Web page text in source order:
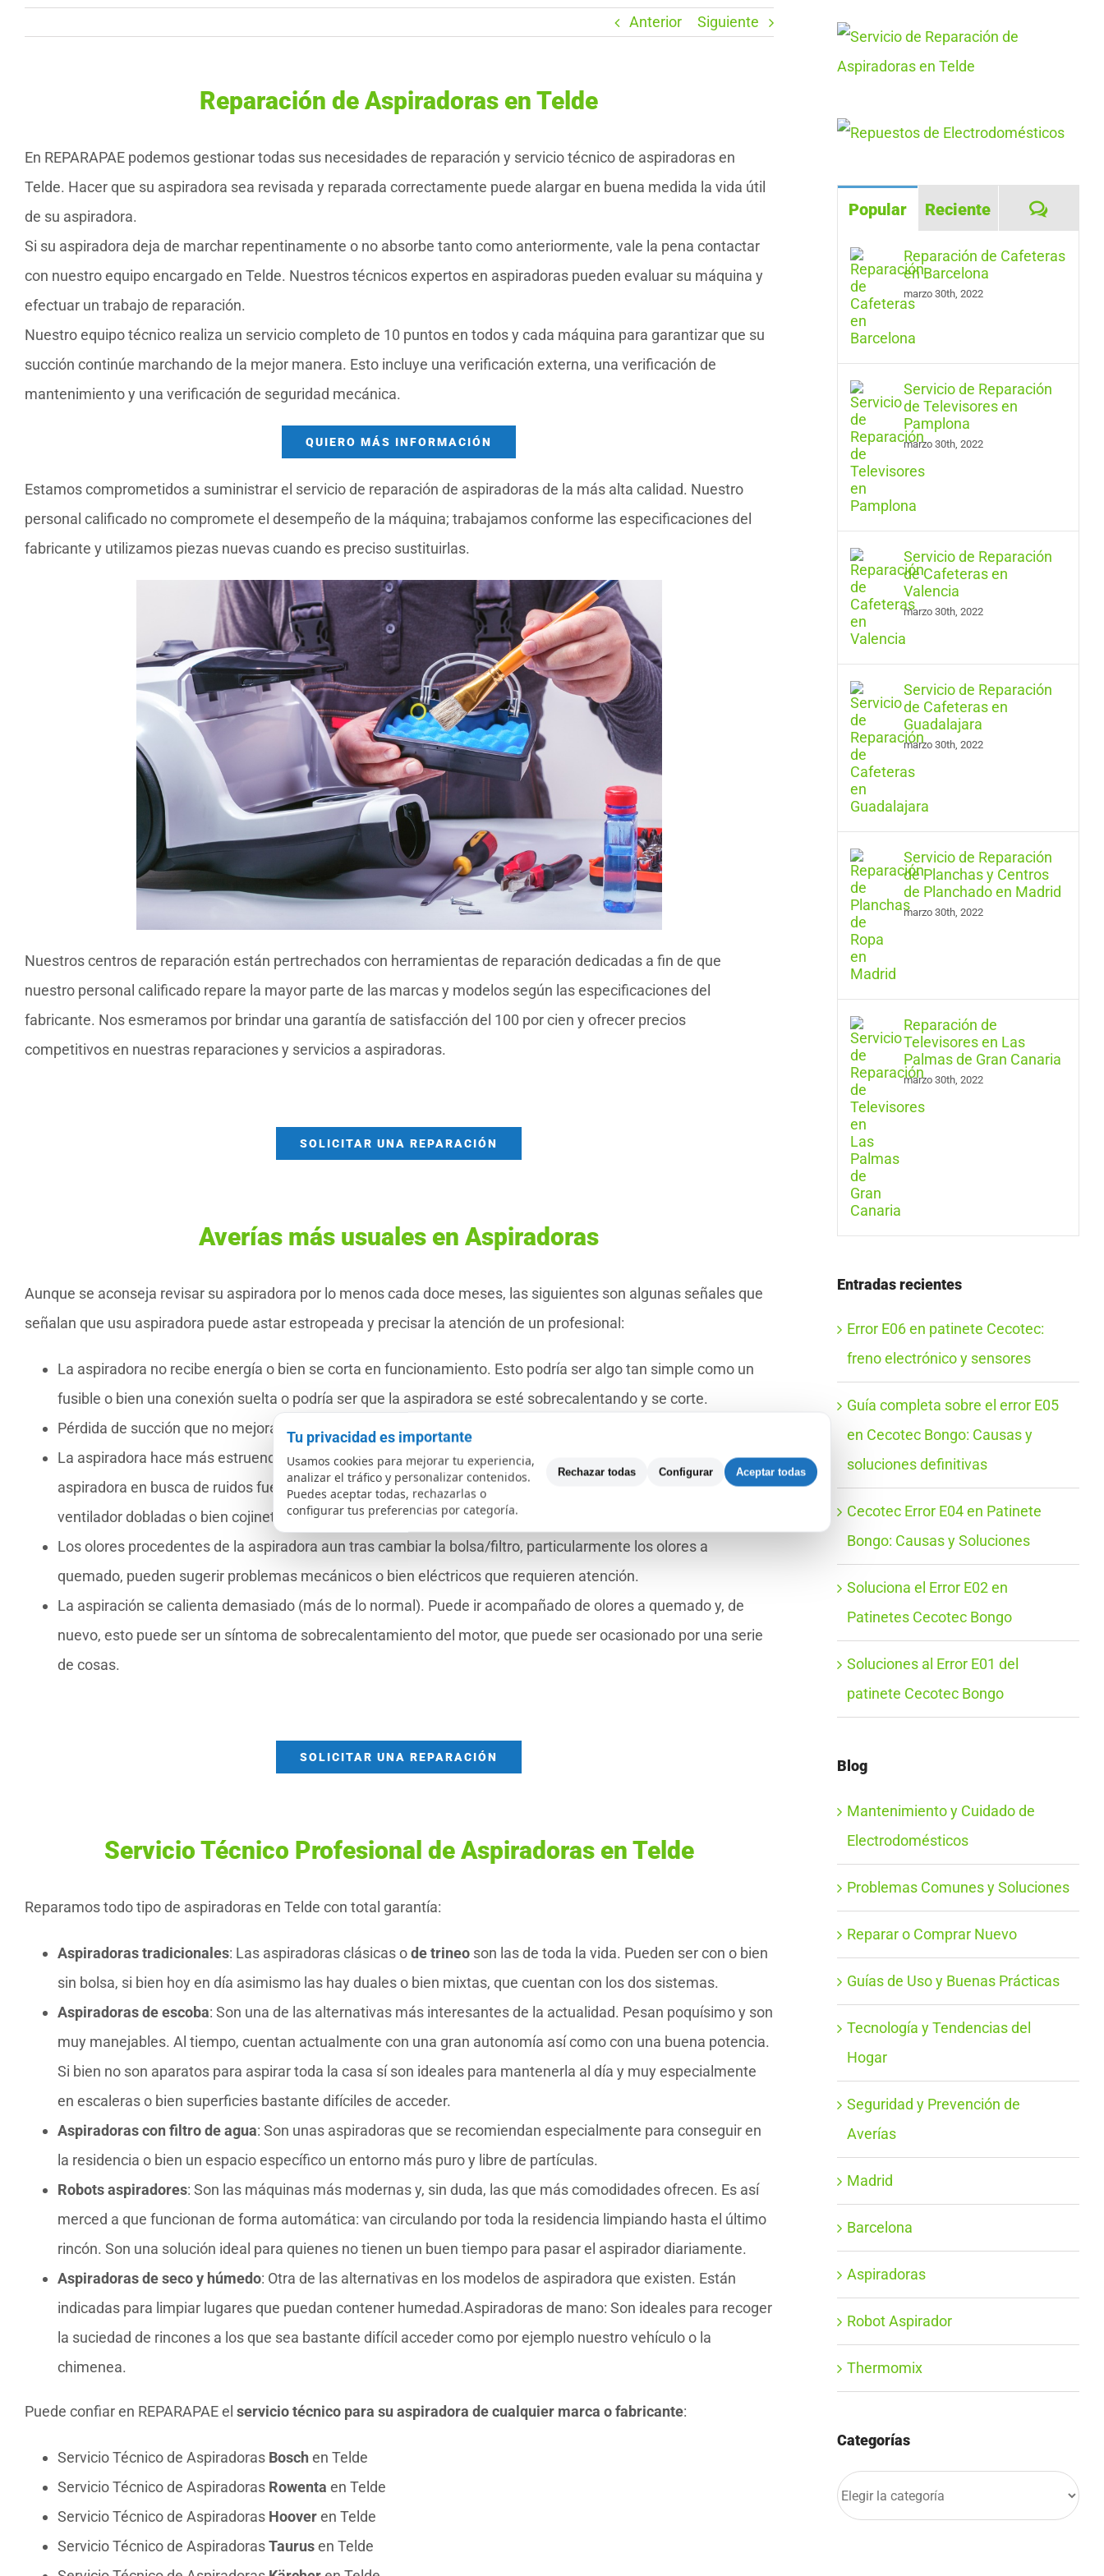
Anterior Siguiente
Reparación de Aspiradoras en Telde
En REPARAPAE podemos gestionar todas sus necesidades de reparación y servicio técnico de aspiradoras en
Telde. Hacer que su aspiradora sea revisada y reparada correctamente puede alargar en buena medida la vida útil
de su aspiradora.
Si su aspiradora deja de marchar repentinamente o no absorbe tanto como anteriormente, vale la pena contactar
con nuestro equipo encargado en Telde. Nuestros técnicos expertos en aspiradoras pueden evaluar su máquina y
efectuar un trabajo de reparación.
Nuestro equipo técnico realiza un servicio completo de 10 puntos en todos y cada máquina para garantizar que su
succión continúe marchando de la mejor manera. Esto incluye una verificación externa, una verificación de
mantenimiento y una verificación de seguridad mecánica.
QUIERO MÁS INFORMACIÓN
Estamos comprometidos a suministrar el servicio de reparación de aspiradoras de la más alta calidad. Nuestro
personal calificado no compromete el desempeño de la máquina; trabajamos conforme las especificaciones del
fabricante y utilizamos piezas nuevas cuando es preciso sustituirlas.
Nuestros centros de reparación están pertrechados con herramientas de reparación dedicadas a fin de que
nuestro personal calificado repare la mayor parte de las marcas y modelos según las especificaciones del
fabricante. Nos esmeramos por brindar una garantía de satisfacción del 100 por cien y ofrecer precios
competitivos en nuestras reparaciones y servicios a aspiradoras.
SOLICITAR UNA REPARACIÓN
Averías más usuales en Aspiradoras
Aunque se aconseja revisar su aspiradora por lo menos cada doce meses, las siguientes son algunas señales que
señalan que usu aspiradora puede astar estropeada y precisar la atención de un profesional:
La aspiradora no recibe energía o bien se corta en funcionamiento. Esto podría ser algo tan simple como un
fusible o bien una conexión suelta o podría ser que la aspiradora se esté sobrecalentando y se corte.
Pérdida de succión que no mejora tras el mantenimiento rutinario.
La aspiradora hace más estruendos de lo normal o hace un ruido extraño, traqueteo o vibración. Escuche su
aspiradora en busca de ruidos fuera de lo normal, lo que podría sugerir inconvenientes como aspas del
ventilador dobladas o bien cojinetes gastados.
Los olores procedentes de la aspiradora aun tras cambiar la bolsa/filtro, particularmente los olores a
quemado, pueden sugerir problemas mecánicos o bien eléctricos que requieren atención.
La aspiración se calienta demasiado (más de lo normal). Puede ir acompañado de olores a quemado y, de
nuevo, esto puede ser un síntoma de sobrecalentamiento del motor, que puede ser ocasionado por una serie
de cosas.
SOLICITAR UNA REPARACIÓN
Servicio Técnico Profesional de Aspiradoras en Telde
Reparamos todo tipo de aspiradoras en Telde con total garantía:
Aspiradoras tradicionales: Las aspiradoras clásicas ode trineo son las de toda la vida. Pueden ser con o bien
sin bolsa, si bien hoy en día asimismo las hay duales o bien mixtas, que cuentan con los dos sistemas.
Aspiradoras de escoba: Son una de las alternativas más interesantes de la actualidad. Pesan poquísimo y son
muy manejables. Al tiempo, cuentan actualmente con una gran autonomía así como con una buena potencia.
Si bien no son aparatos para aspirar toda la casa sí son ideales para mantenerla al día y muy especialmente
en escaleras o bien superficies bastante difíciles de acceder.
Aspiradoras con filtro de agua: Son unas aspiradoras que se recomiendan especialmente para conseguir en
la residencia o bien un espacio específico un entorno más puro y libre de partículas.
Robots aspiradores: Son las máquinas más modernas y, sin duda, las que más comodidades ofrecen. Es así
merced a que funcionan de forma automática: van circulando por toda la residencia limpiando hasta el último
rincón. Son una solución ideal para quienes no tienen un buen tiempo para pasar el aspirador diariamente.
Aspiradoras de seco y húmedo: Otra de las alternativas en los modelos de aspiradora que existen. Están
indicadas para limpiar lugares que puedan contener humedad.Aspiradoras de mano: Son ideales para recoger
la suciedad de rincones a los que sea bastante difícil acceder como por ejemplo nuestro vehículo o la
chimenea.
Puede confiar en REPARAPAE el servicio técnico para su aspiradora de cualquier marca o fabricante:
Servicio Técnico de Aspiradoras Boschen Telde
Servicio Técnico de Aspiradoras Rowenta en Telde
Servicio Técnico de Aspiradoras Hooveren Telde
Servicio Técnico de AspiradorasTaurusen Telde
Popular Reciente
Reparación de Cafeteras
en Barcelona
marzo 30th, 2022
Servicio de Reparación
de Televisores en
Pamplona
marzo 30th, 2022
Servicio de Reparación
de Cafeteras en
Valencia
marzo 30th, 2022
Servicio de Reparación
de Cafeteras en
Guadalajara
marzo 30th, 2022
Servicio de Reparación
de Planchas y Centros
de Planchado en Madrid
marzo 30th, 2022
Reparación de
Televisores en Las
Palmas de Gran Canaria
marzo 30th, 2022
Entradas recientes
Error E06 en patinete Cecotec:
freno electrónico y sensores
Guía completa sobre el error E05
en Cecotec Bongo: Causas y
soluciones definitivas
Cecotec Error E04 en Patinete
Bongo: Causas y Soluciones
Soluciona el Error E02 en
Patinetes Cecotec Bongo
Soluciones al Error E01 del
patinete Cecotec Bongo
Blog
Mantenimiento y Cuidado de
Electrodomésticos
Problemas Comunes y Soluciones
Reparar o Comprar Nuevo
Guías de Uso y Buenas Prácticas
Tecnología y Tendencias del
Hogar
Seguridad y Prevención de
Averías
Madrid
Barcelona
Aspiradoras
Robot Aspirador
Thermomix
Categorías
Categorías
Tu privacidad es importante
Usamos cookies para mejorar tu experiencia,
analizar el tráfico y personalizar contenidos.
Puedes aceptar todas, rechazarlas o
configurar tus preferencias por categoría.
Rechazar todas Configurar Aceptar todas